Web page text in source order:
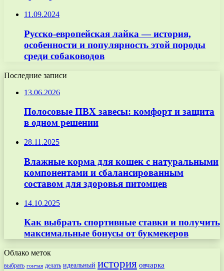
11.09.2024
Русско-европейская лайка — история,
особенности и популярность этой породы
среди собаководов
Последние записи
13.06.2026
Полосовые ПВХ завесы: комфорт и защита
в одном решении
28.11.2025
Влажные корма для кошек с натуральными
компонентами и сбалансированным
составом для здоровья питомцев
14.10.2025
Как выбрать спортивные ставки и получить
максимальные бонусы от букмекеров
Облако меток
выбрать гончая делать идеальный история овчарка